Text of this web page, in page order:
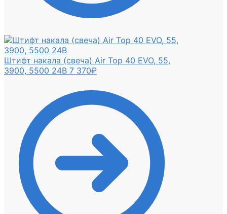
Штифт накала (свеча) Air Top 40 EVO, 55,
3900, 5500 24В 7 370₽